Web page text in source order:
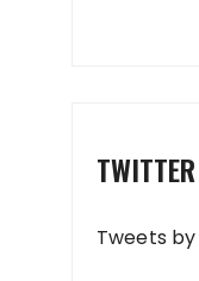
TWITTER
Tweets